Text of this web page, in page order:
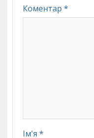
Коментар *
Ім'я *